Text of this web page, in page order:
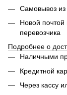
Самовывоз из
Новой
перевозчика
Подробнее о
Наличными
Кредитной
Через кассу